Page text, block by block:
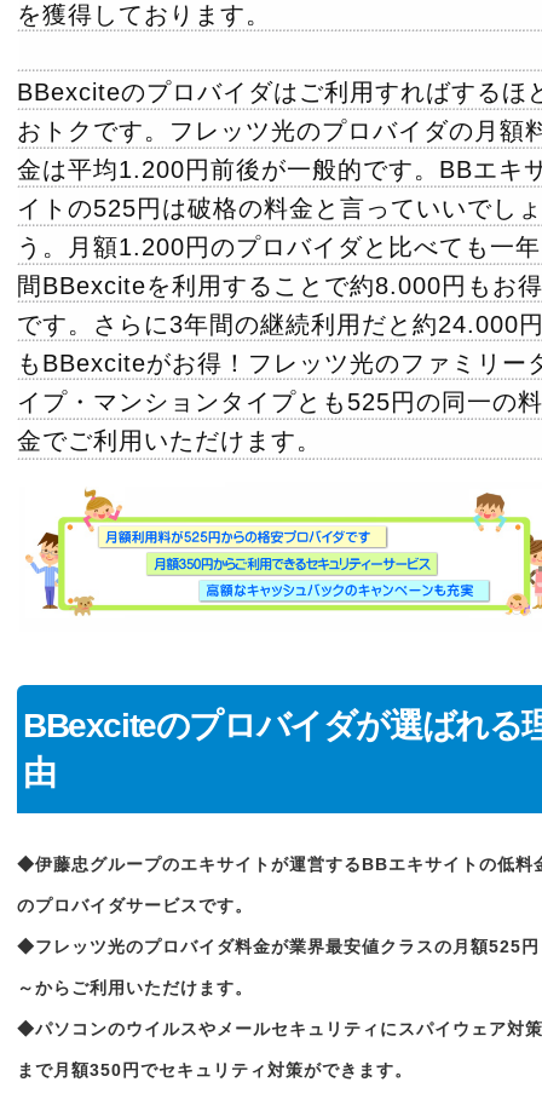
を獲得しております。
BBexciteのプロバイダはご利用すればするほ
おトクです。フレッツ光のプロバイダの月額
金は平均1.200円前後が一般的です。BBエキ
イトの525円は破格の料金と言っていいでしょ
う。月額1.200円のプロバイダと比べても一年
間BBexciteを利用することで約8.000円もお得
です。さらに3年間の継続利用だと約24.000
もBBexciteがお得！フレッツ光のファミリー
イプ・マンションタイプとも525円の同一の料
金でご利用いただけます。
BBexciteのプロバイダが選ばれる
由
◆伊藤忠グループのエキサイトが運営するBBエキサイトの低料
のプロバイダサービスです。
◆フレッツ光のプロバイダ料金が業界最安値クラスの月額525円
～からご利用いただけます。
◆パソコンのウイルスやメールセキュリティにスパイウェア対策
まで月額350円でセキュリティ対策ができます。